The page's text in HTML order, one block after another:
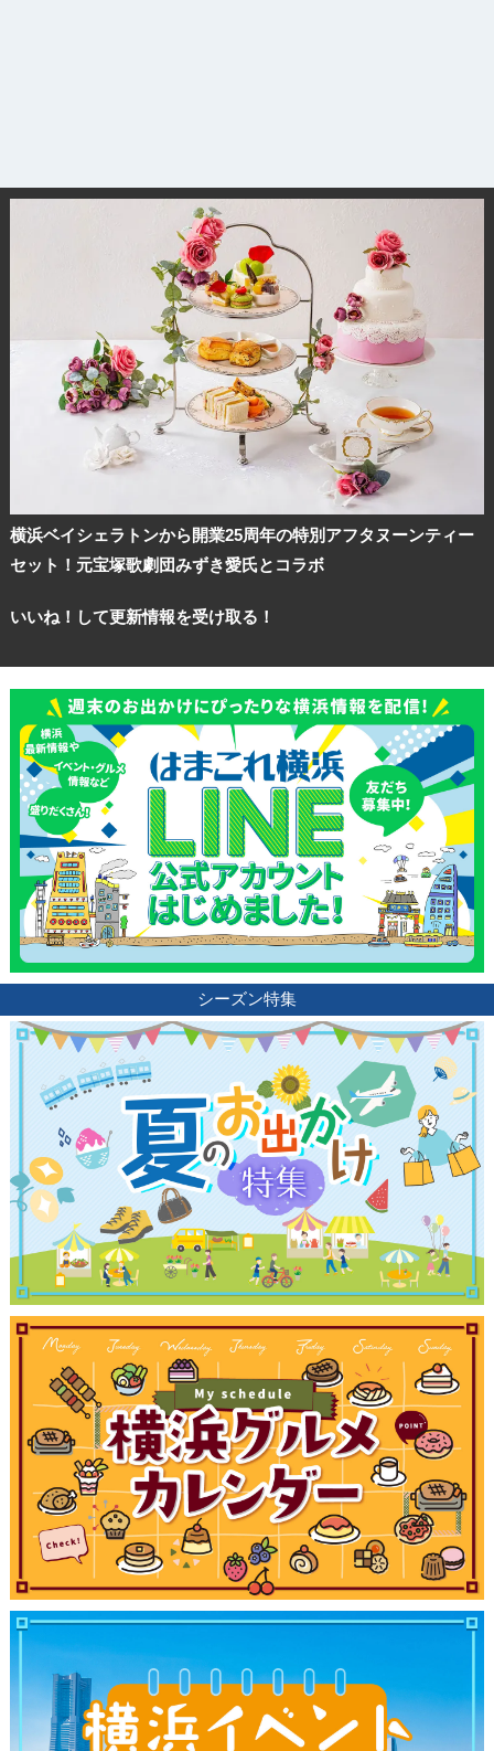
横浜ベイシェラトンから開業25周年の特別アフタヌーンティー
セット！元宝塚歌劇団みずき愛氏とコラボ
いいね！して更新情報を受け取る！
シーズン特集
観光ガイド
ランキング
ブログ記事
サイトについて